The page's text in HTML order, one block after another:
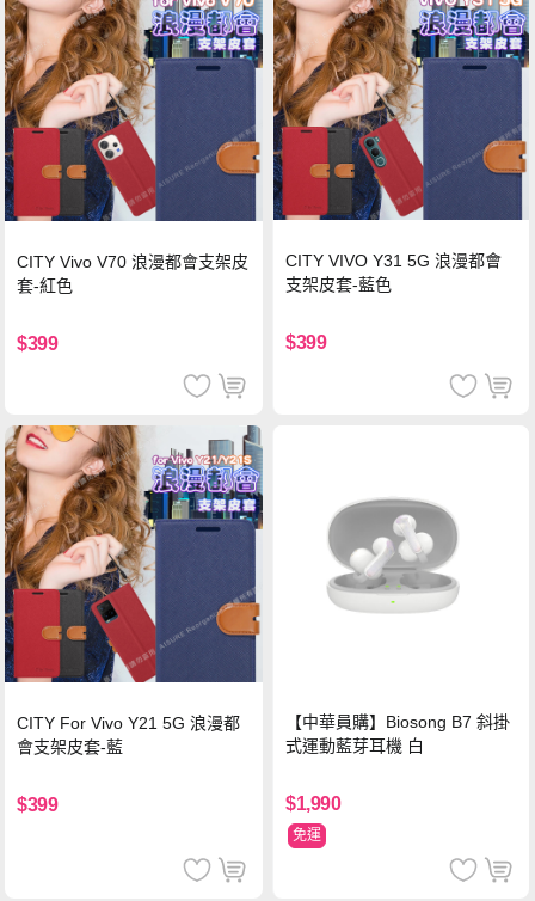
CITY Vivo V70 浪漫都會支架皮
套-紅色
$399
CITY VIVO Y31 5G 浪漫都會
支架皮套-藍色
$399
CITY For Vivo Y21 5G 浪漫都
會支架皮套-藍
$399
【中華員購】Biosong B7 斜掛
式運動藍芽耳機 白
$1,990
免運